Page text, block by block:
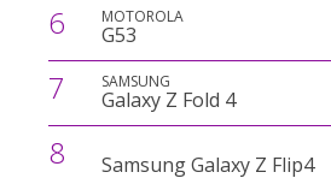
6 MOTOROLA
G53
7 SAMSUNG
Galaxy Z Fold 4
8 Samsung Galaxy Z Flip4